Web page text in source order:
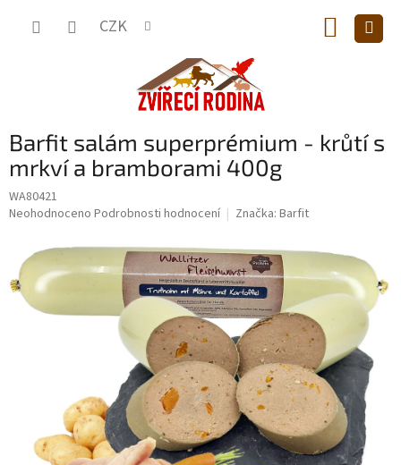
CZK
KOŠÍK
Barfit salám superprémium - krůtí s
mrkví a bramborami 400g
WA80421
Průměrné
produktu
0,0
z
Neohodnoceno Podrobnosti hodnocení Značka: Barfit